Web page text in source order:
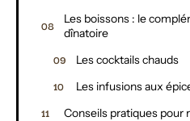
Les boissons : le
dînatoire
Les cocktails chauds
Les infusions aux
Conseils pratiques pour